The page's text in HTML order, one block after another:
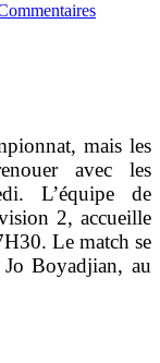
mais les
avec les
L’équipe de
2, accueille
Le match se
Boyadjian, au